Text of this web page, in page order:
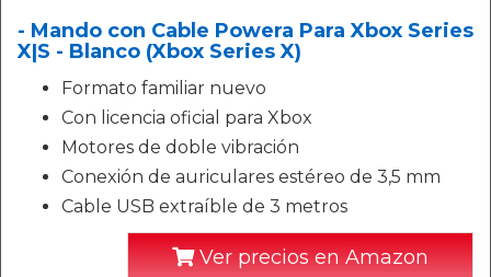
- Mando con Cable Powera Para Xbox Series
X|S - Blanco (Xbox Series X)
Formato familiar nuevo
Con licencia oficial para Xbox
Motores de doble vibración
Conexión de auriculares estéreo de 3,5 mm
Cable USB extraíble de 3 metros
Ver precios en Amazon